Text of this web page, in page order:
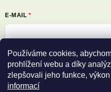
Používáme cookies,
prohlížení webu a díky
zlepšovali jeho funkce,
informací
E-MAIL
Vložením e-mailu souhlasíte s
Přihlásit se